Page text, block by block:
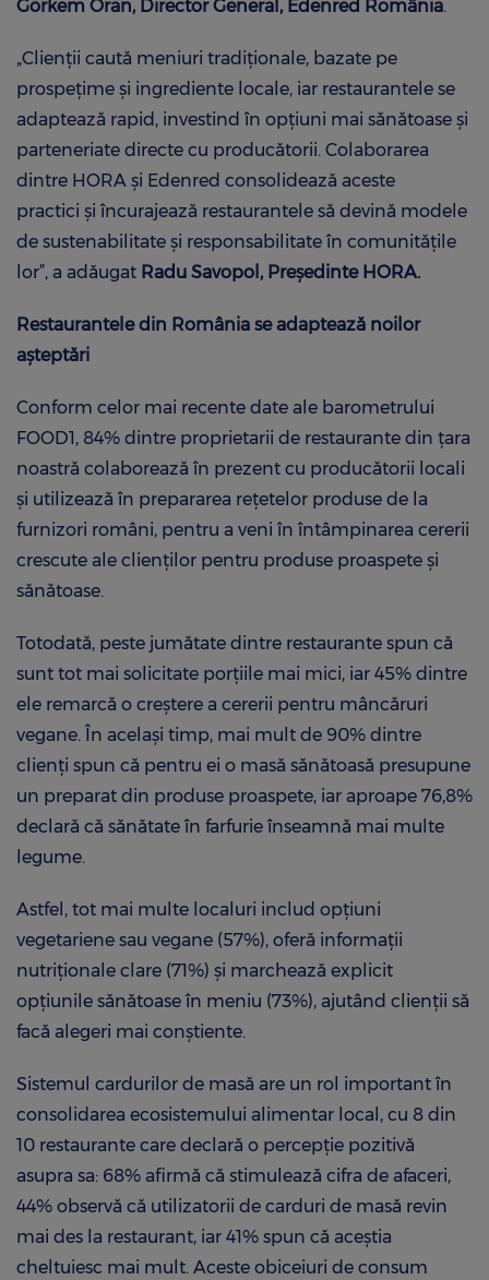
Görkem Oran, Director General, Edenred România.
„Clienții caută meniuri tradiționale, bazate pe
prospețime și ingrediente locale, iar restaurantele se
adaptează rapid, investind în opțiuni mai sănătoase și
parteneriate directe cu producătorii. Colaborarea
dintre HORA și Edenred consolidează aceste
practici și încurajează restaurantele să devină modele
de sustenabilitate și responsabilitate în comunitățile
lor”, a adăugat Radu Savopol, Președinte HORA.
Restaurantele din România se adaptează noilor
așteptări
Conform celor mai recente date ale barometrului
FOOD1, 84% dintre proprietarii de restaurante din țara
noastră colaborează în prezent cu producătorii locali
și utilizează în prepararea rețetelor produse de la
furnizori români, pentru a veni în întâmpinarea cererii
crescute ale clienților pentru produse proaspete și
sănătoase.
Totodată, peste jumătate dintre restaurante spun că
sunt tot mai solicitate porțiile mai mici, iar 45% dintre
ele remarcă o creștere a cererii pentru mâncăruri
vegane. În același timp, mai mult de 90% dintre
clienți spun că pentru ei o masă sănătoasă presupune
un preparat din produse proaspete, iar aproape 76,8%
declară că sănătate în farfurie înseamnă mai multe
legume.
Astfel, tot mai multe localuri includ opțiuni
vegetariene sau vegane (57%), oferă informații
nutriționale clare (71%) și marchează explicit
opțiunile sănătoase în meniu (73%), ajutând clienții să
facă alegeri mai conștiente.
Sistemul cardurilor de masă are un rol important în
consolidarea ecosistemului alimentar local, cu 8 din
10 restaurante care declară o percepție pozitivă
asupra sa: 68% afirmă că stimulează cifra de afaceri,
44% observă că utilizatorii de carduri de masă revin
mai des la restaurant, iar 41% spun că aceștia
cheltuiesc mai mult. Aceste obiceiuri de consum